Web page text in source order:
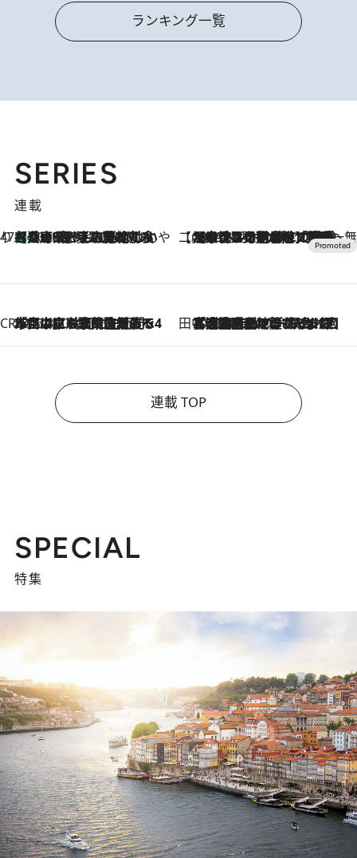
ランキング一覧
SERIES
連載
47都道府県の手みやげ ひんやりスイーツで夏を満喫
2026.8.8
【兵庫県】この夏絶対食べたい 冷やしておいしいおやつ3選 淡路島の恵みをジェラートに集約 【CREA×星野リゾート】唯一無二。癒しと発見が待つ場所へ
2026.8.7
【トンボの足水浴】ヒノキの香りに包まれて涼感マックス！約13℃の湧水かけ流しを避暑地「星野温泉 トンボの湯」で体験
CREA'S CHOICE
2026.8.7
「立川にも歌舞伎があるんだよ」 片岡仁左衛門・市川中車ら豪華座組みで4年目の立川立飛歌舞伎へ 田中稲の勝手に再ブーム
2026.8.7
「湘南乃風に憧れて」観客大盛上がりの“タオル回し”に、ラッパー顔負けの高速歌唱まで…さだまさし（74）のアグレッシブすぎる現在地
連載 TOP
SPECIAL
特集